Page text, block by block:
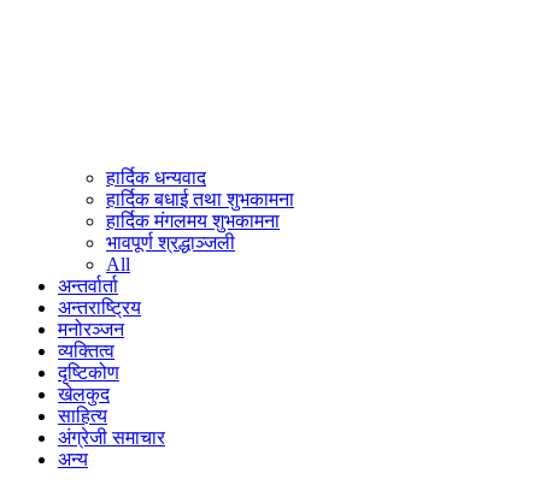
हार्दिक धन्यवाद
हार्दिक बधाई तथा शुभकामना
हार्दिक मंगलमय शुभकामना
भावपूर्ण श्रद्धाञ्जली
All
अन्तर्वार्ता
अन्तराष्ट्रिय
मनोरञ्जन
व्यक्तित्व
दृष्टिकोण
खेलकुद
साहित्य
अंग्रेजी समाचार
अन्य